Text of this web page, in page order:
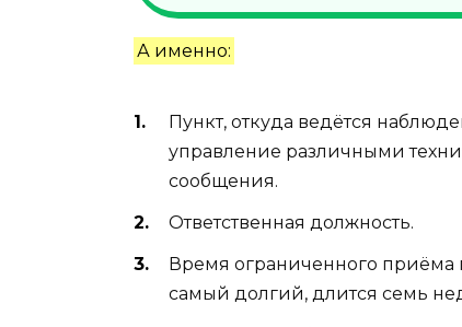
А именно:
Пункт, откуда ведётся
управление различными
сообщения.
Ответственная должность.
Время ограниченного
самый долгий, длится семь